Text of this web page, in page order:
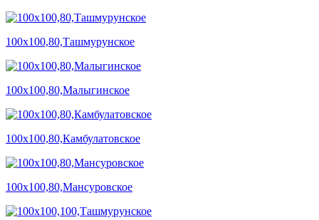
100х100,80,Ташмурунское
100х100,80,Малыгинское
100х100,80,Камбулатовское
100х100,80,Мансуровское